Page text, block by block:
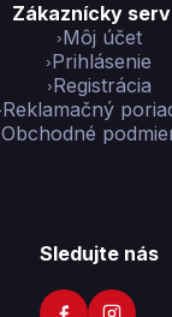
Zákaznícky
Môj účet
Prihlásenie
Registrácia
Reklamačný
Obchodné
Sledujte nás